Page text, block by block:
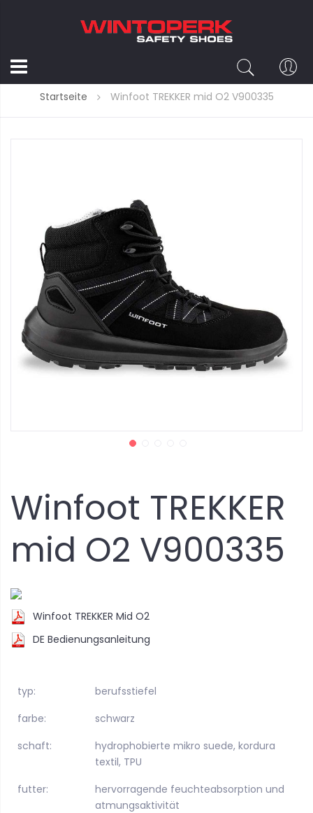
Startseite Winfoot TREKKER mid O2 V900335
Winfoot TREKKER
mid O2 V900335
Winfoot TREKKER Mid O2
DE Bedienungsanleitung
typ:
berufsstiefel
farbe:
schwarz
schaft:
hydrophobierte mikro suede, kordura
textil, TPU
futter:
hervorragende feuchteabsorption und
atmungsaktivität